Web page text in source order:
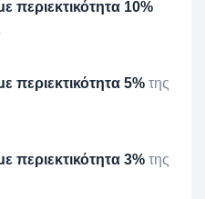
περιεκτικότητα 10%
περιεκτικότητα 5% της
περιεκτικότητα 3% της